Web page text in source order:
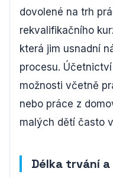
dovolené na trh
rekvalifikačního
která jim usnadní
procesu.
možnosti včetně
nebo práce z
malých dětí často
Délka trvání